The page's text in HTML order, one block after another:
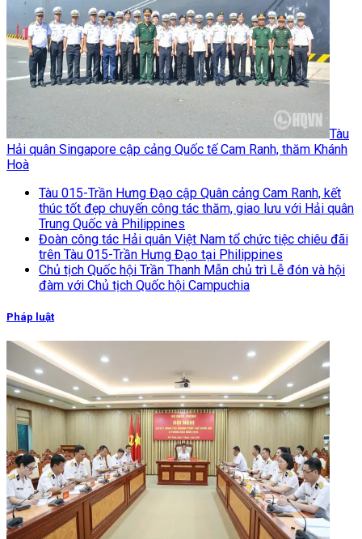
Tàu
Hải quân Singapore cập cảng Quốc tế Cam Ranh, thăm Khánh
Hoà
Tàu 015-Trần Hưng Đạo cập Quân cảng Cam Ranh, kết
thúc tốt đẹp chuyến công tác thăm, giao lưu với Hải quân
Trung Quốc và Philippines
Đoàn công tác Hải quân Việt Nam tổ chức tiệc chiêu đãi
trên Tàu 015-Trần Hưng Đạo tại Philippines
Chủ tịch Quốc hội Trần Thanh Mẫn chủ trì Lễ đón và hội
đàm với Chủ tịch Quốc hội Campuchia
Pháp luật